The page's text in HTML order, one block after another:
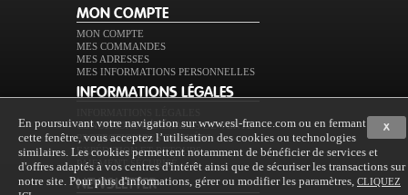
MON COMPTE
MON COMPTE
MES COMMANDES
MES ADRESSES
MES INFORMATIONS PERSONNELLES
INFORMATIONS LÉGALES
CONDITIONS GÉNÉRALES DE VENTE
PROTECTION DES DONNÉES
EXPÉDITION ET RETOURS
PAIEMENT SÉCURISÉ
NEWSLETTER
X
En poursuivant votre navigation sur www.esl-france.com ou en fermant
cette fenêtre, vous acceptez l’utilisation des cookies ou technologies
similaires. Les cookies permettent notamment de bénéficier de services et
d'offres adaptés à vos centres d'intérêt ainsi que de sécuriser les transactions sur
notre site. Pour plus d'informations, gérer ou modifier les paramètres, CLIQUEZ